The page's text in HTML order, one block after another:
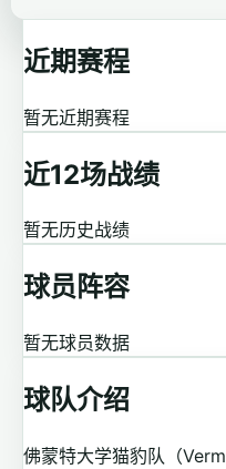
近期赛程
暂无近期赛程
近12场战绩
暂无历史战绩
球员阵容
暂无球员数据
球队介绍
佛蒙特大学猫豹队（